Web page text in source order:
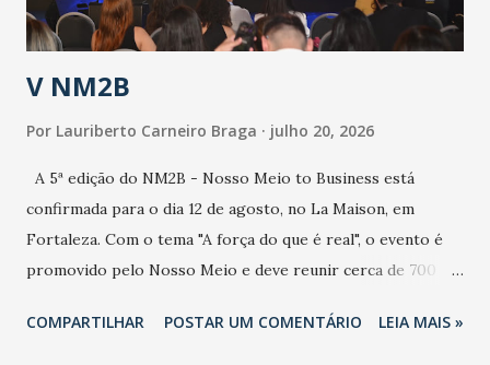
população e ao sistema de saúde. “Precisamos saber fazer a
estratificação do risco da doença, para não so...
V NM2B
Por Lauriberto Carneiro Braga julho 20, 2026
A 5ª edição do NM2B - Nosso Meio to Business está
confirmada para o dia 12 de agosto, no La Maison, em
Fortaleza. Com o tema "A força do que é real", o evento é
promovido pelo Nosso Meio e deve reunir cerca de 700
e lideranças do Mercado Nacional. Desde 2022, o NM2B
COMPARTILHAR POSTAR UM COMENTÁRIO LEIA MAIS »